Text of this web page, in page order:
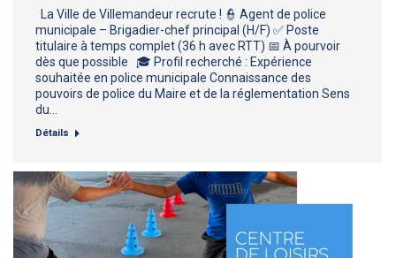
La Ville de Villemandeur recrute ! 👮 Agent de police
municipale – Brigadier-chef principal (H/F) ✅ Poste
titulaire à temps complet (36 h avec RTT) 📅 À pourvoir
dès que possible 🎓 Profil recherché : Expérience
souhaitée en police municipale Connaissance des
pouvoirs de police du Maire et de la réglementation Sens
du…
Détails